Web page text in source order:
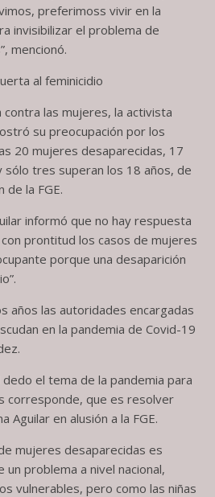
preferimoss vivir en la
invisibilizar el problema de
mencionó.
al feminicidio
contra las mujeres, la activista
su preocupación por los
20 mujeres desaparecidas, 17
sólo tres superan los 18 años, de
de la FGE.
informó que no hay respuesta
prontitud los casos de mujeres
porque una desaparición
años las autoridades encargadas
en la pandemia de Covid-19
dedo el tema de la pandemia para
corresponde, que es resolver
Aguilar en alusión a la FGE.
mujeres desaparecidas es
problema a nivel nacional,
vulnerables, pero como las niñas